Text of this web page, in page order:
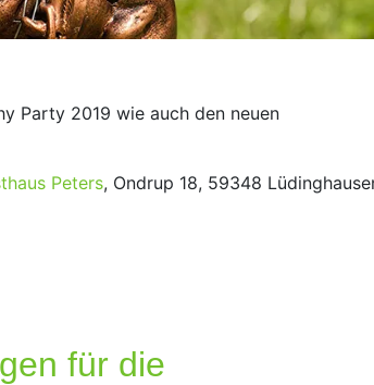
Party 2019 wie auch den neuen
Peters, Ondrup 18, 59348
für die